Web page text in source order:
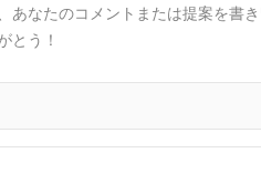
なたのコメントまたは提案を書
とう！